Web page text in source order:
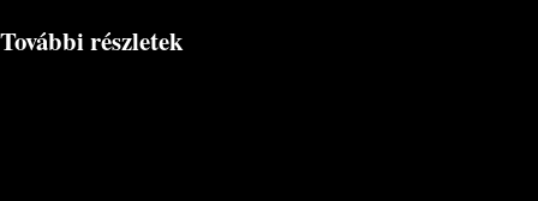
További részletek